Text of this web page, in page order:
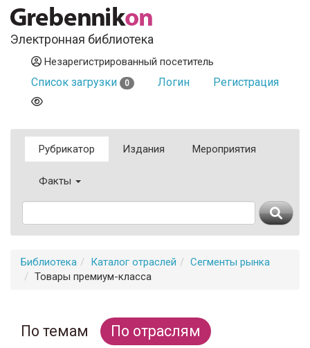
Электронная библиотека
Незарегистрированный посетитель
Список загрузки 0 Логин Регистрация
Рубрикатор Издания Мероприятия
Факты
Библиотека Каталог отраслей
Сегменты рынка
Товары премиум-класса
По темам
По отраслям